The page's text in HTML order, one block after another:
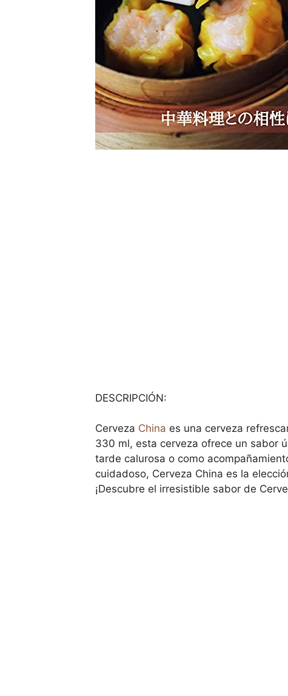
DESCRIPCIÓN:
Cerveza China es una cerveza
330 ml, esta cerveza ofrece un sabor
tarde calurosa o como
cuidadoso, Cerveza China es la
¡Descubre el irresistible sabor de